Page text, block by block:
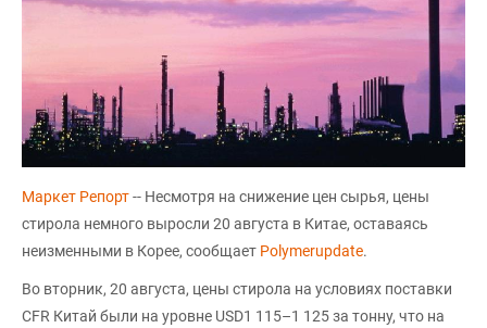
Маркет Репорт-- Несмотря на снижение цен сырья, цены
стирола немного выросли 20 августа в Китае, оставаясь
неизменными в Корее, сообщает Polymerupdate.
Во вторник, 20 августа, цены стирола на условиях поставки
CFR Китай были на уровне USD1 115–1 125 за тонну, что на